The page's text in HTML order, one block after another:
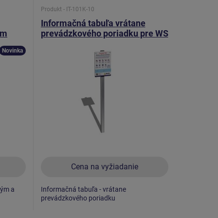
Novinka
a
Produkt - IT-101K-10
Informačná tabuľa vrátane
prevádzkového poriadku pre WS
Cena na vyžiadanie
Informačná tabuľa - vrátane
prevádzkového poriadku